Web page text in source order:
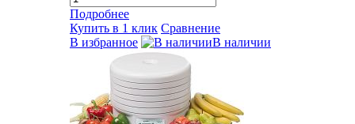
Подробнее
Купить в 1 клик Сравнение
В избранное
В наличии